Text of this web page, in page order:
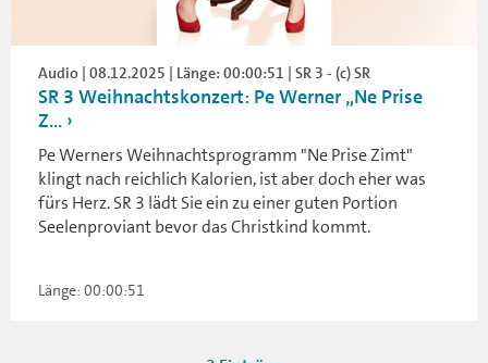
Audio | 08.12.2025 | Länge: 00:00:51 | SR 3 - (c) SR
SR 3 Weihnachtskonzert: Pe Werner „Ne Prise
Z...
Pe Werners Weihnachtsprogramm "Ne Prise Zimt"
klingt nach reichlich Kalorien, ist aber doch eher was
fürs Herz. SR 3 lädt Sie ein zu einer guten Portion
Seelenproviant bevor das Christkind kommt.
Länge: 00:00:51